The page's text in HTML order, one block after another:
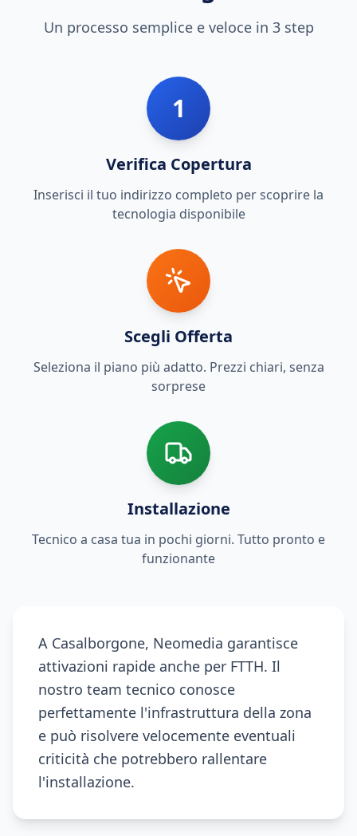
Un processo semplice e veloce in 3 step
1
Verifica Copertura
Inserisci il tuo indirizzo completo per scoprire la
tecnologia disponibile
Scegli Offerta
Seleziona il piano più adatto. Prezzi chiari, senza
sorprese
Installazione
Tecnico a casa tua in pochi giorni. Tutto pronto e
funzionante
A Casalborgone, Neomedia garantisce
attivazioni rapide anche per FTTH. Il
nostro team tecnico conosce
perfettamente l'infrastruttura della zona
e può risolvere velocemente eventuali
criticità che potrebbero rallentare
l'installazione.